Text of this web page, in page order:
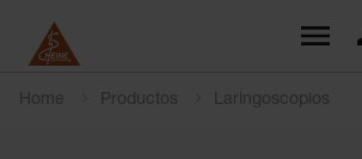
Home Productos Laringoscopios